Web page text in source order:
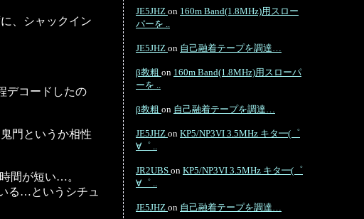
、シャックイン
デコードしたの
門というか相性
間が短い…。
る…というシチュ
JE5JHZ on 160m Band(1.8MHz)用スロー
パーを ..
JE5JHZ on 自己融着テープを調達…
β教粗 on 160m Band(1.8MHz)用スローパ
ーを ..
β教粗 on 自己融着テープを調達…
JE5JHZ on KP5/NP3VI 3.5MHz キタ━(゜
∀゜ ..
JR2UBS on KP5/NP3VI 3.5MHz キタ━(゜
∀゜ ..
JE5JHZ on 自己融着テープを調達…